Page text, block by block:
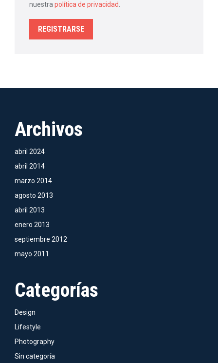
nuestra política de privacidad
REGISTRARSE
Archivos
abril 2024
abril 2014
marzo 2014
agosto 2013
abril 2013
enero 2013
septiembre 2012
mayo 2011
Categorías
Design
Lifestyle
Photography
Sin categoría